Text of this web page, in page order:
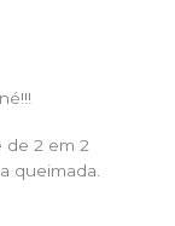
de 2 em 2
queimada.